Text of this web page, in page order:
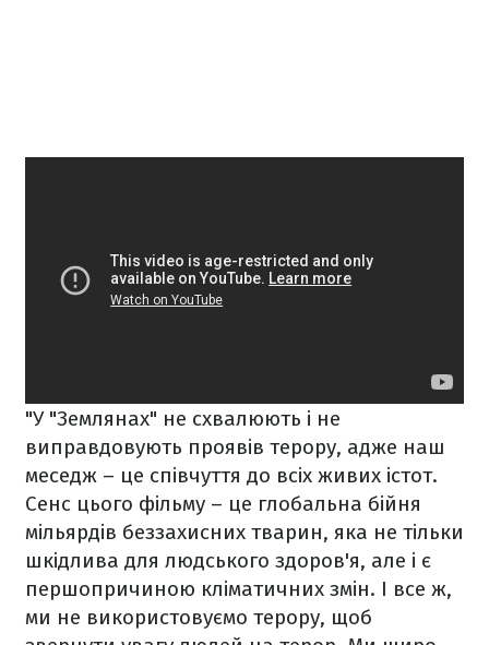
"У "Землянах" не схвалюють і не
виправдовують проявів терору, адже наш
меседж – це співчуття до всіх живих істот.
Сенс цього фільму – це глобальна бійня
мільярдів беззахисних тварин, яка не тільки
шкідлива для людського здоров'я, але і є
першопричиною кліматичних змін. І все ж,
ми не використовуємо терору, щоб